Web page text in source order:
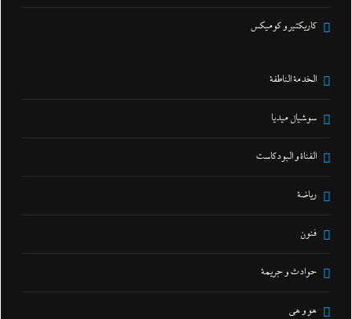
كاريكتير و كوميكس
الخدمة الناطقة
سوشيال ميديا
القناة و البودكاست
رياضة
فنون
حوادث و جريمة
هو و هي